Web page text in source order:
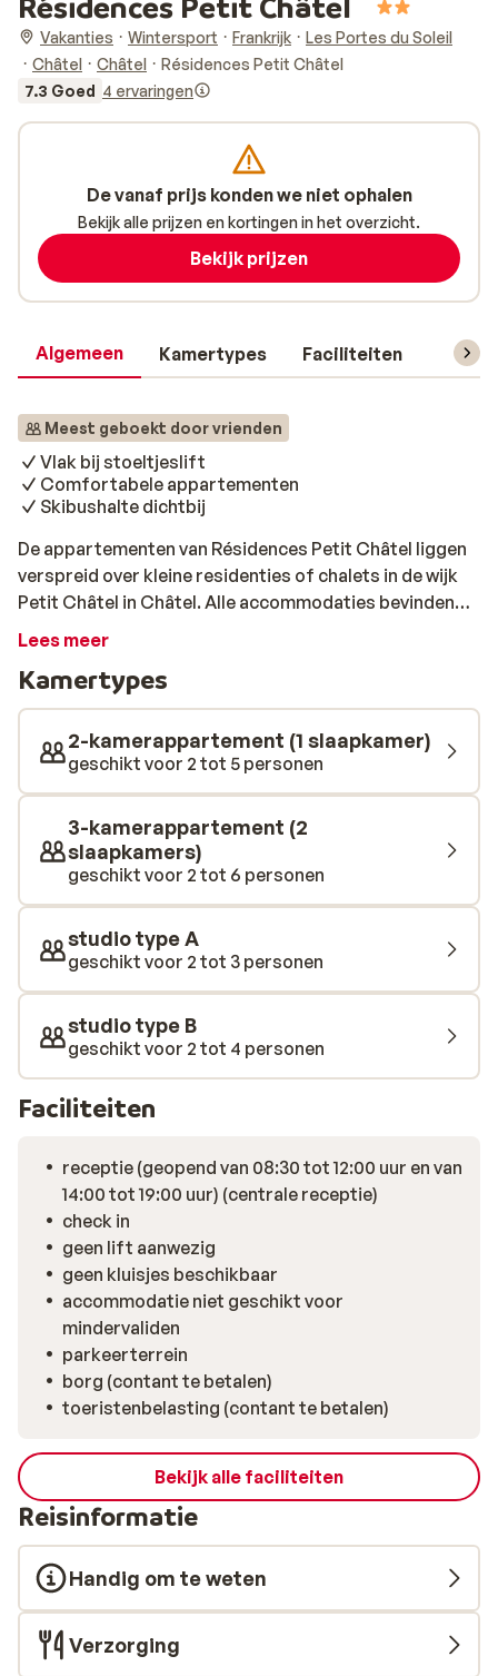
Vakanties Wintersport Frankrijk
Les Portes du Soleil
Châtel
Châtel
Résidences Petit Châtel
7.3 Goed 4 ervaringen
Algemeen Kamertypes Faciliteiten
Meest geboekt door vrienden
Vlak bij stoeltjeslift
Comfortabele appartementen
Skibushalte dichtbij
De appartementen van Résidences Petit Châtel liggen
verspreid over kleine residenties of chalets in de wijk
Petit Châtel in Châtel. Alle accommodaties bevinden
zich vlak bij een halte van de gratis skibus. De wijk Petit
Châtel, op een hooggelegen stuk. Vanaf hier geniet je
van een prachtig panoramisch uitzicht over het
skistation en de Abondance-vallei! De dichtstbijzijnde
skilift is de stoeltjeslift van Petit Châtel, die je te voet
of met de gratis skibus kunt bereiken, afhankelijk van
de ligging van je appartement. Dit is tevens een
vertrekpunt voor wandelingen en
sneeuwschoentochten.
Lees meer
Kamertypes
2-kamerappartement (1 slaapkamer)
geschikt voor 2 tot 5 personen
3-kamerappartement (2
slaapkamers)
geschikt voor 2 tot 6 personen
studio type A
geschikt voor 2 tot 3 personen
studio type B
geschikt voor 2 tot 4 personen
Faciliteiten
receptie (geopend van 08:30 tot 12:00 uur en van
14:00 tot 19:00 uur) (centrale receptie)
check in
geen lift aanwezig
geen kluisjes beschikbaar
accommodatie niet geschikt voor
mindervaliden
parkeerterrein
borg (contant te betalen)
toeristenbelasting (contant te betalen)
Bekijk alle faciliteiten
Reisinformatie
Handig om te weten
Verzorging
De vanaf prijs konden we niet ophalen
Bekijk alle prijzen en kortingen in het overzicht.
Bekijk prijzen